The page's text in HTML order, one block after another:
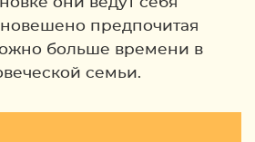
предпочитая
больше времени в
семьи.